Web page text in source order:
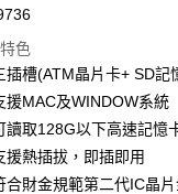
付
款
方式
色
插槽(ATM晶片卡+ SD記
援MAC及WINDOW系統
讀取128G以下高速記憶
援熱插拔，即插即用
合財金規範第二代IC晶